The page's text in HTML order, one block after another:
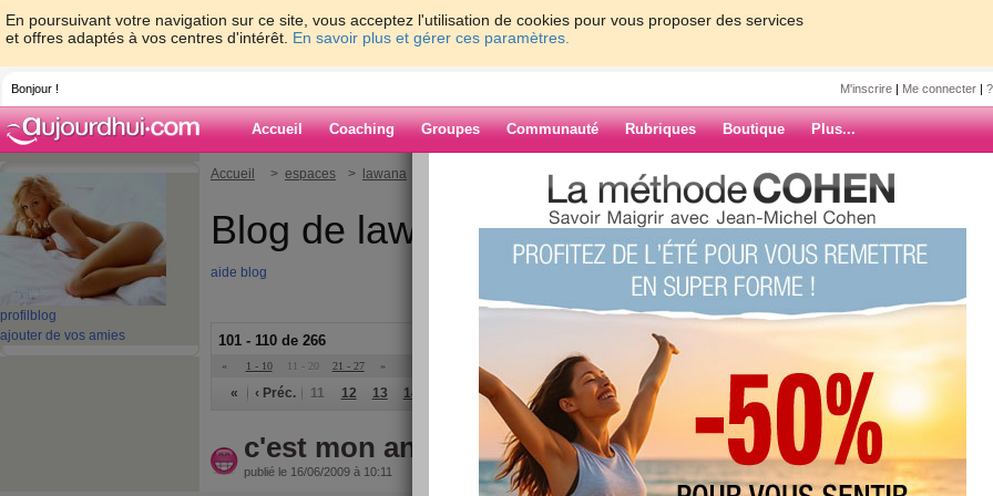
En poursuivant votre navigation sur ce site, vous acceptez l'utilisation de cookies pour vous proposer des services
et offres adaptés à vos centres d'intérêt. En savoir plus et gérer ces paramètres.
Bonjour ! M'inscrire | Me connecter |
Accueil Coaching Groupes Communauté Rubriques Boutique Plus...
profil blog
ajouter de vos amies
Accueil > espaces > lawana
Blog de lawana
aide blog
101 - 110 de 266
« 1 - 10 11 - 20 21 - 27 »
« ‹ Préc. 11 12 13 14 16 17 18 19 20 Suiv. ›
c'est mon anniversaire
publié le 16/06/2009 à 10:11 ARCHIVES